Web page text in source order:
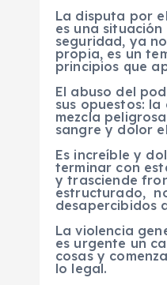
La disputa por
es una
seguridad, ya
propia, es un
principios que
El abuso del
sus opuestos:
mezcla
sangre y dolor
Es increíble y
terminar con
y trasciende
estructurado,
desapercibidos
La violencia
es urgente un
cosas y
lo legal.